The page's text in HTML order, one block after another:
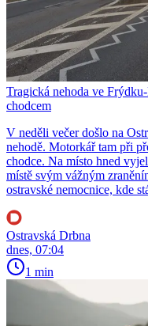
Tragická nehoda ve
chodcem
V neděli večer došlo na
nehodě. Motorkář tam při
chodce. Na místo hned
místě svým vážným
ostravské nemocnice, kde
Ostravská Drbna
dnes, 07:04
1 min